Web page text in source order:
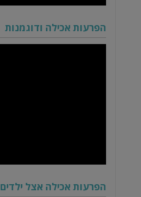
הפרעות אכילה ודוגמנות
הפרעות אכילה אצל ילדים